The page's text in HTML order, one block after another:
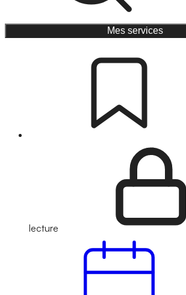
Mes services
lecture